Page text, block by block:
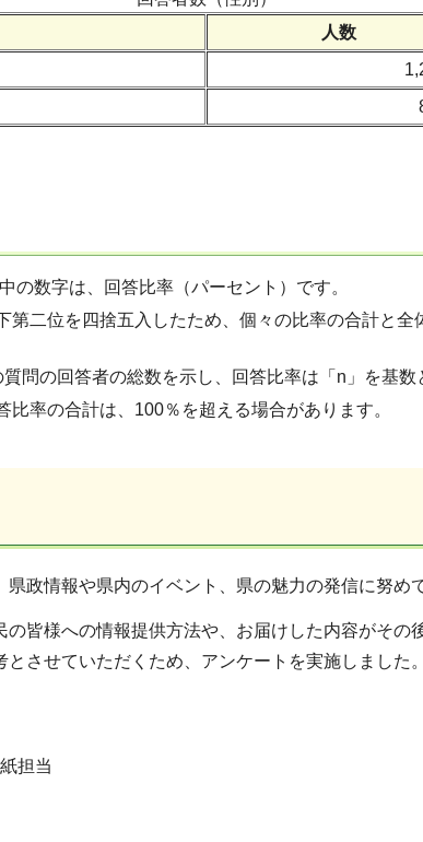
人数
の数字は、回答比率（パーセント）です。
第二位を四捨五入したため、個々の比率の合計と全
問の回答者の総数を示し、回答比率は「n」を基数
率の合計は、100％を超える場合があります。
政情報や県内のイベント、県の魅力の発信に努め
皆様への情報提供方法や、お届けした内容がその
させていただくため、アンケートを実施しました。
担当